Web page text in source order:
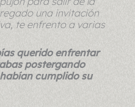
una invitación
te enfrento a varias
querido enfrentar
postergando
cumplido su